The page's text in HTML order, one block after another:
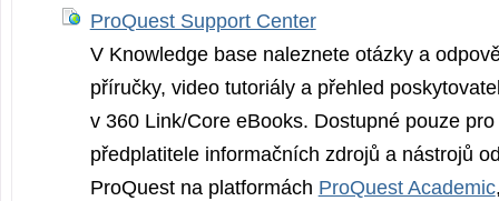
ProQuest Support Center
V Knowledge base naleznete otázky a
příručky, video tutoriály a přehled
v 360 Link/Core eBooks. Dostupné pouze
předplatitele informačních zdrojů a nástrojů
ProQuest na platformách ProQuest Academic